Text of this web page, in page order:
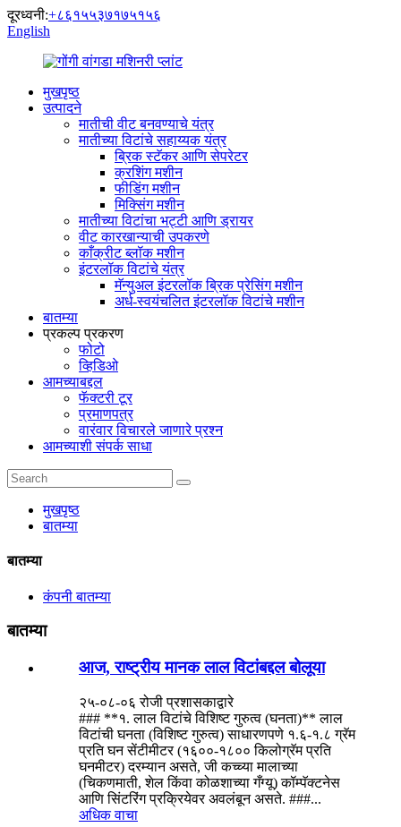
दूरध्वनी:+८६१५५३७१७५१५६
English
मुखपृष्ठ
उत्पादने
मातीची वीट बनवण्याचे यंत्र
मातीच्या विटांचे सहाय्यक यंत्र
ब्रिक स्टॅकर आणि सेपरेटर
क्रशिंग मशीन
फीडिंग मशीन
मिक्सिंग मशीन
मातीच्या विटांचा भट्टी आणि ड्रायर
वीट कारखान्याची उपकरणे
काँक्रीट ब्लॉक मशीन
इंटरलॉक विटांचे यंत्र
मॅन्युअल इंटरलॉक ब्रिक प्रेसिंग मशीन
अर्ध-स्वयंचलित इंटरलॉक विटांचे मशीन
बातम्या
प्रकल्प प्रकरण
फोटो
व्हिडिओ
आमच्याबद्दल
फॅक्टरी टूर
प्रमाणपत्र
वारंवार विचारले जाणारे प्रश्न
आमच्याशी संपर्क साधा
मुखपृष्ठ
बातम्या
बातम्या
कंपनी बातम्या
बातम्या
आज, राष्ट्रीय मानक लाल विटांबद्दल बोलूया
२५-०८-०६ रोजी प्रशासकाद्वारे
### **१. लाल विटांचे विशिष्ट गुरुत्व (घनता)** लाल
विटांची घनता (विशिष्ट गुरुत्व) साधारणपणे १.६-१.८ ग्रॅम
प्रति घन सेंटीमीटर (१६००-१८०० किलोग्रॅम प्रति
घनमीटर) दरम्यान असते, जी कच्च्या मालाच्या
(चिकणमाती, शेल किंवा कोळशाच्या गँग्यू) कॉम्पॅक्टनेस
आणि सिंटरिंग प्रक्रियेवर अवलंबून असते. ###...
अधिक वाचा